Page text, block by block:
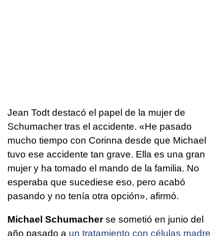
Jean Todt destacó el papel de la mujer de
Schumacher tras el accidente. «He pasado
mucho tiempo con Corinna desde que Michael
tuvo ese accidente tan grave. Ella es una gran
mujer y ha tomado el mando de la familia. No
esperaba que sucediese eso, pero acabó
pasando y no tenía otra opción», afirmó.
Michael Schumacherse sometió en junio del
año pasado a un tratamiento con células madre